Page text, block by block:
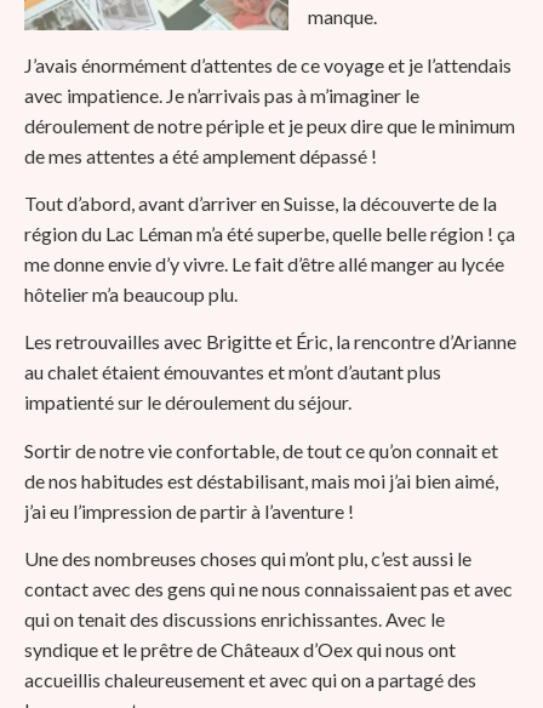
manque.
J’avais énormément d’attentes de ce voyage et je l’attendais
avec impatience. Je n’arrivais pas à m’imaginer le
déroulement de notre périple et je peux dire que le minimum
de mes attentes a été amplement dépassé !
Tout d’abord, avant d’arriver en Suisse, la découverte de la
région du Lac Léman m’a été superbe, quelle belle région ! ça
me donne envie d’y vivre. Le fait d’être allé manger au lycée
hôtelier m’a beaucoup plu.
Les retrouvailles avec Brigitte et Éric, la rencontre d’Arianne
au chalet étaient émouvantes et m’ont d’autant plus
impatienté sur le déroulement du séjour.
Sortir de notre vie confortable, de tout ce qu’on connait et
de nos habitudes est déstabilisant, mais moi j’ai bien aimé,
j’ai eu l’impression de partir à l’aventure !
Une des nombreuses choses qui m’ont plu, c’est aussi le
contact avec des gens qui ne nous connaissaient pas et avec
qui on tenait des discussions enrichissantes. Avec le
syndique et le prêtre de Châteaux d’Oex qui nous ont
accueillis chaleureusement et avec qui on a partagé des